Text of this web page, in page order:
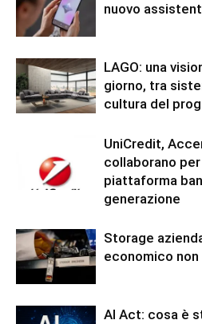
nuovo
LAGO: una
giorno, tra
cultura del
UniCredit,
collaborano
piattaforma
generazione
Storage
economico non
AI Act: cosa è